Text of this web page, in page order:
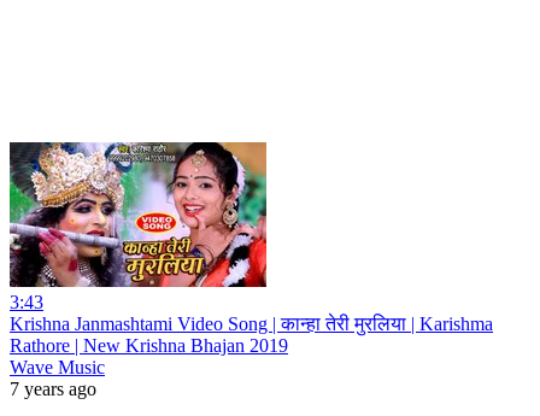
3:43
Krishna Janmashtami Video Song | कान्हा तेरी मुरलिया | Karishma
Rathore | New Krishna Bhajan 2019
Wave Music
7 years ago